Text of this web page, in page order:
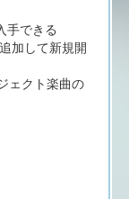
手できる
加して新規開
ェクト楽曲の